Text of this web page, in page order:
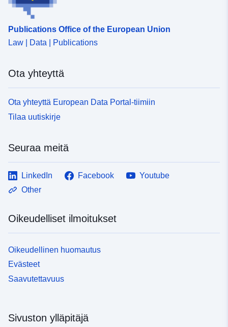
Publications Office of the European Union
Law | Data | Publications
Ota yhteyttä
Ota yhteyttä European Data Portal-tiimiin
Tilaa uutiskirje
Seuraa meitä
LinkedIn Facebook
Youtube
Other
Oikeudelliset ilmoitukset
Oikeudellinen huomautus
Evästeet
Saavutettavuus
Sivuston ylläpitäjä